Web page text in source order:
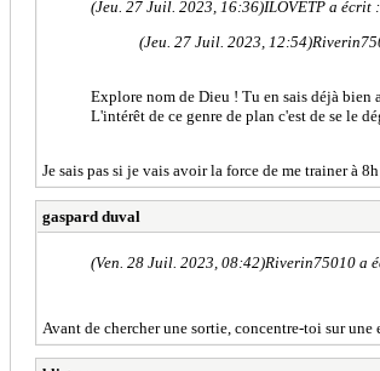
(Jeu. 27 Juil. 2023, 16:36)ILOVETP a écrit :
(Jeu. 27 Juil. 2023, 12:54)
Explore nom de Dieu ! Tu en sais déjà bien
L'intérêt de ce genre de plan c'est de se le
Je sais pas si je vais avoir la force de me trainer à
gaspard duval
(Ven. 28 Juil. 2023, 08:42)Riverin75010 a
Avant de chercher une sortie, concentre-toi sur une